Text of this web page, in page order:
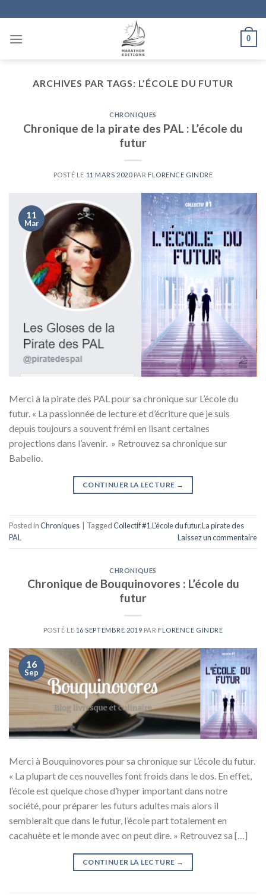
to
content
0
ARCHIVES PAR TAGS: L’ÉCOLE DU FUTUR
CHRONIQUES
Chronique de la pirate des PAL : L’école du
futur
POSTÉ LE 11 MARS 2020PAR FLORENCE GINDRE
11
Mar
Merci à la pirate des PAL pour sa chronique sur L’école du
futur. « La passionnée de lecture et d’écriture que je suis
depuis toujours a souvent frémi en lisant certaines
projections dans l’avenir. » Retrouvez sa chronique sur
Babelio.
CONTINUER LA LECTURE →
Posted inChroniques TaggedCollectif #1,L'école du futur,La pirate des
PAL
Laissez un commentaire
CHRONIQUES
Chronique de Bouquinovores : L’école du
futur
POSTÉ LE 16 SEPTEMBRE 2019 PAR FLORENCE GINDRE
16
Sep
Merci à Bouquinovores pour sa chronique sur L’école du futur.
« La plupart de ces nouvelles font froids dans le dos. En effet,
l’école est quelque chose d’hyper important dans notre
société, pour préparer les futurs adultes mais alors il
semblerait que dans le futur, l’école part totalement en
cacahuète et le monde avec on peut dire. » Retrouvez sa […]
CONTINUER LA LECTURE →